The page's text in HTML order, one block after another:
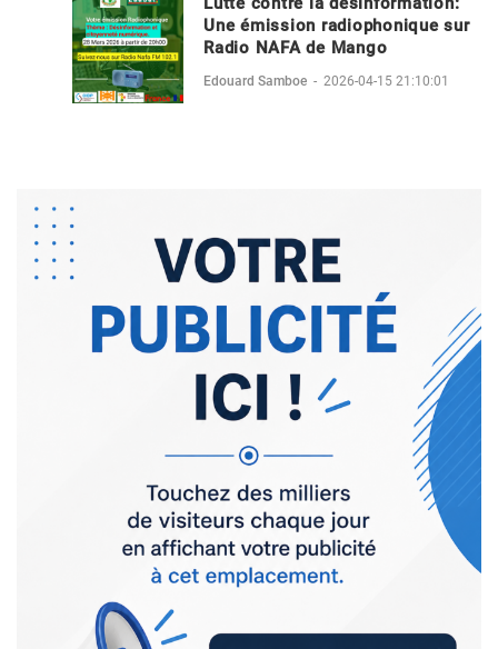
Une émission radiophonique sur
Radio NAFA de Mango
Edouard Samboe - 2026-04-15 21:10:01